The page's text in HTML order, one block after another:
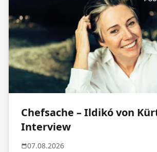
Chefsache – Ildikó von
Interview
07.08.2026